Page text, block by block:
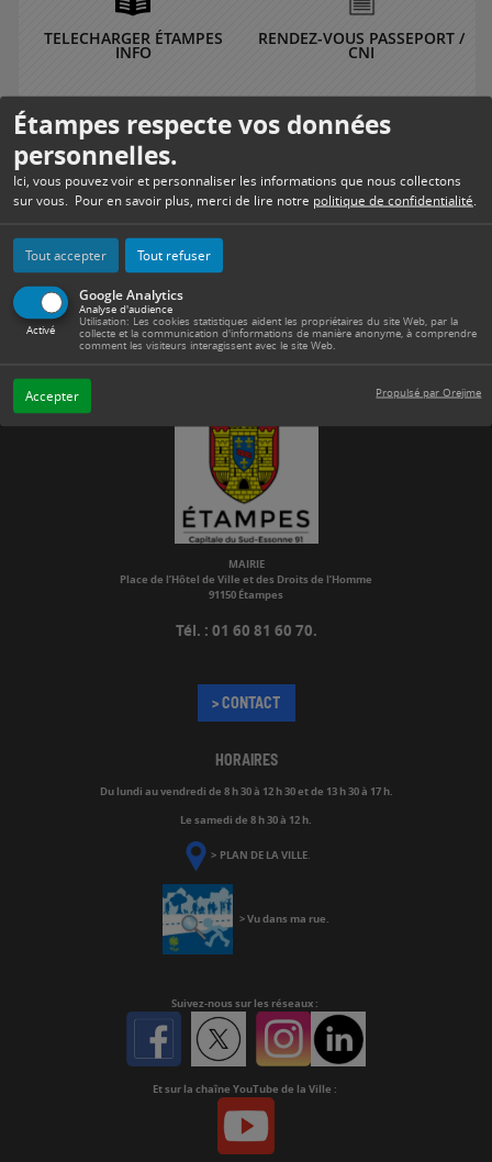
Étampes respecte vos données
personnelles.
Ici, vous pouvez voir et personnaliser les informations que nous collectons
sur vous. Pour en savoir plus, merci de lire notre politique de confidentialité
Tout accepter Tout refuser
Google Analytics
Activé
Analyse d'audience
Utilisation: Les cookies statistiques aident les propriétaires du site Web, par la
collecte et la communication d'informations de manière anonyme, à comprendre
comment les visiteurs interagissent avec le site Web.
Accepter Propulsé par Orejime
TELECHARGER ÉTAMPES
INFO
RENDEZ-VOUS PASSEPORT /
CNI
PORTAIL FAMILLE
MENUS SCOLAIRES
MAIRIE
Place de l’Hôtel de Ville et des Droits de l’Homme
91150 Étampes
Tél. : 01 60 81 60 70.
> CONTACT
HORAIRES
Du lundi au vendredi de 8 h 30 à 12 h 30 et de 13 h 30 à 17 h.
Le samedi de 8 h 30 à 12 h.
> PLAN DE LA VILLE.
>Vu dans ma rue.
Suivez-nous sur les réseaux :
Facebook
Twitter Instagram
Et sur la chaîne YouTube de la Ville :
Youtube